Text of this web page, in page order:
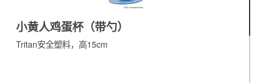
小黄人鸡蛋杯（带勺）
Tritan安全塑料，高15cm